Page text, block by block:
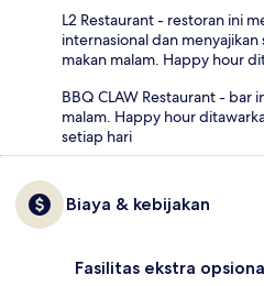
L2 Restaurant - restoran ini
internasional dan
makan malam. Happy hour
BBQ CLAW Restaurant - bar
malam. Happy hour
setiap hari
Biaya & kebijakan
Fasilitas ekstra